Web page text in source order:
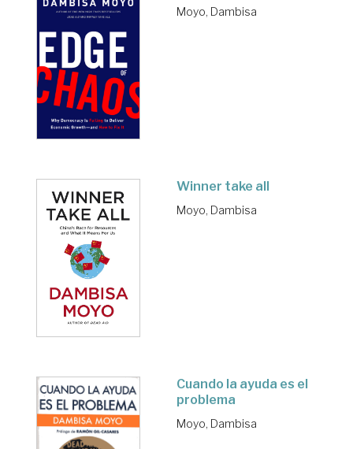
Moyo, Dambisa
Winner take all
Moyo, Dambisa
Cuando la ayuda es el
problema
Moyo, Dambisa